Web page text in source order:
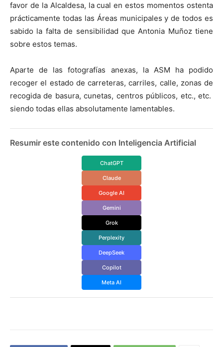
favor de la Alcaldesa, la cual en estos momentos ostenta
prácticamente todas las Áreas municipales y de todos es
sabido la falta de sensibilidad que Antonia Muñoz tiene
sobre estos temas.
Aparte de las fotografías anexas, la ASM ha podido
recoger el estado de carreteras, carriles, calle, zonas de
recogida de basura, cunetas, centros públicos, etc., etc.
siendo todas ellas absolutamente lamentables.
Resumir este contenido con Inteligencia Artificial
ChatGPT
Claude
Google AI
Gemini
Grok
Perplexity
DeepSeek
Copilot
Meta AI